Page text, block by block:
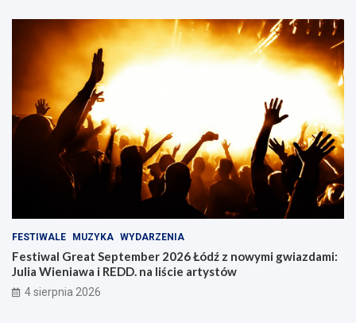
FESTIWALE MUZYKA WYDARZENIA
Festiwal Great September 2026 Łódź z nowymi gwiazdami:
Julia Wieniawa i REDD. na liście artystów
4 sierpnia 2026